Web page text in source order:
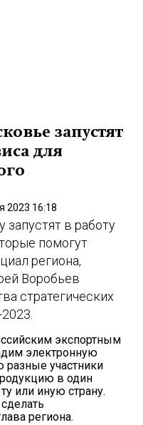
запустят
для
2023 16:18
в работу
помогут
региона,
Воробьев
стратегических
экспортным
электронную
разные участники
в один
или иную страну.
региона.